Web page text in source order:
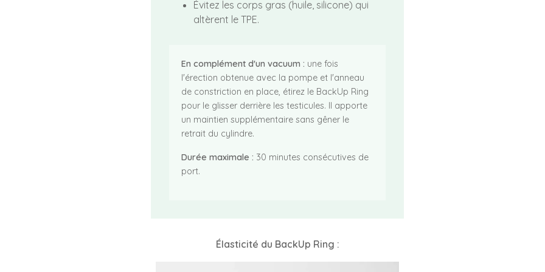
Évitez les corps gras (huile, silicone) qui
altèrent le TPE.
En complément d'un vacuum : une fois
l'érection obtenue avec la pompe et l'anneau
de constriction en place, étirez le BackUp Ring
pour le glisser derrière les testicules. Il apporte
un maintien supplémentaire sans gêner le
retrait du cylindre.
Durée maximale : 30 minutes consécutives de
port.
Élasticité du BackUp Ring :